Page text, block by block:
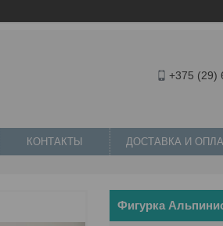
+375 (29)
КОНТАКТЫ ДОСТАВКА И
Фигурка